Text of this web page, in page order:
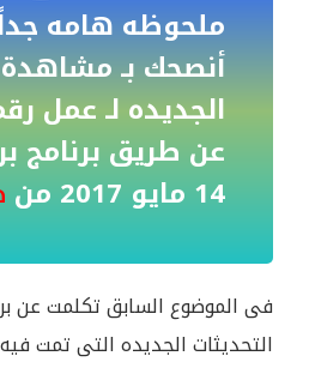
ملحوظه هامه
أنصحك بـ
الجديده لـ عمل
عن طريق برنامج
14 مايو 2017 من
التحديثات الجديده التى تمت